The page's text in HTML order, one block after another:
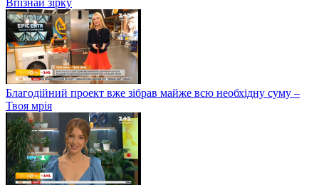
Благодійний проект вже зібрав майже всю необхідну суму –
Твоя мрія